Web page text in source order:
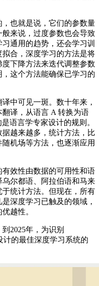
也就是说，它们的参数量
来说，过度参数也会导致
通用的趋势，还会学习训
合，深度学习的方法是将
下降方法来迭代调整参数
这个方法能确保已学习的
可见一斑。数十年来，
译，从语言 A 转换为语
语言学专家设计的规则。
越来越多，统计方法，比
机场等方法，也逐渐应用
效性由数据的可用性和语
尔都语、阿拉伯语和马来
统计方法。但现在，所有
深度学习已触及的领域，
越性。
2025年，为识别
计的最佳深度学习系统的